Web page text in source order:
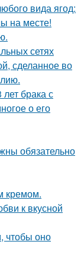
вида ягод:
на месте!
сетях
сделанное во
брака с
о его
обязательно
кремом.
к вкусной
чтобы оно